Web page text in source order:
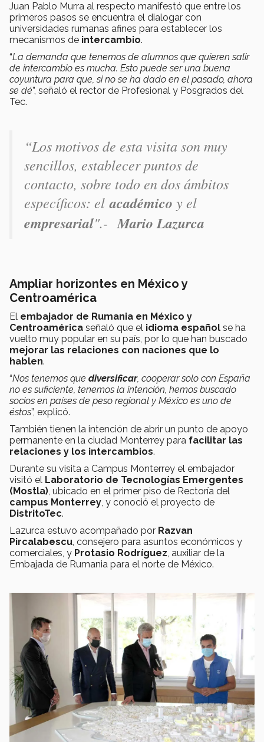
Juan Pablo Murra al respecto manifestó que entre los
primeros pasos se encuentra el dialogar con
universidades rumanas afines para establecer los
mecanismos de intercambio.
“La demanda que tenemos de alumnos que quieren salir
de intercambio es mucha. Esto puede ser una buena
coyuntura para que, si no se ha dado en el pasado, ahora
se dé”, señaló el rector de Profesional y Posgrados del
Tec.
“Los motivos de esta visita son muy
sencillos, establecer puntos de
contacto, sobre todo en dos ámbitos
específicos: el académico y el
empresarial".- Mario Lazurca
Ampliar horizontes en México y
Centroamérica
El embajador de Rumania en México y
Centroamérica señaló que el idioma español se ha
vuelto muy popular en su país, por lo que han buscado
mejorar las relaciones con naciones que lo
hablen.
“Nos tenemos que diversificar, cooperar solo con España
no es suficiente, tenemos la intención, hemos buscado
socios en países de peso regional y México es uno de
éstos”, explicó.
También tienen la intención de abrir un punto de apoyo
permanente en la ciudad Monterrey para facilitar las
relaciones y los intercambios.
Durante su visita a Campus Monterrey el embajador
visitó el Laboratorio de Tecnologías Emergentes
(Mostla), ubicado en el primer piso de Rectoría del
campus Monterrey, y conoció el proyecto de
DistritoTec.
Lazurca estuvo acompañado por Razvan
Pircalabescu, consejero para asuntos económicos y
comerciales, y Protasio Rodríguez, auxiliar de la
Embajada de Rumania para el norte de México.